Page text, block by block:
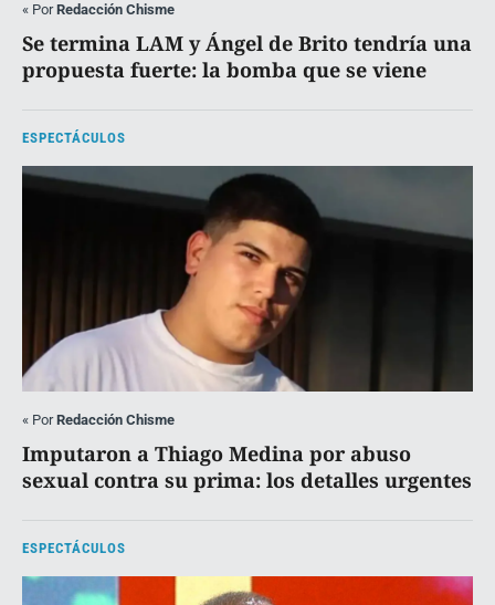
« PorRedacción Chisme
Se termina LAM y Ángel de Brito tendría una
propuesta fuerte: la bomba que se viene
ESPECTÁCULOS
« PorRedacción Chisme
Imputaron a Thiago Medina por abuso
sexual contra su prima: los detalles urgentes
ESPECTÁCULOS